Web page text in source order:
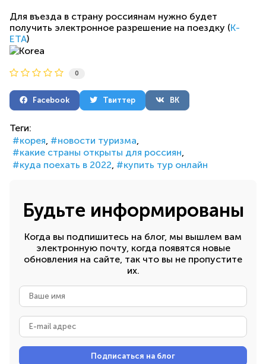
Для въезда в страну россиянам нужно будет
получить электронное разрешение на поездку (K-
ETA)
0
Facebook Твиттер ВК
Теги:
корея
новости туризма
какие страны открыты для россиян
куда поехать в 2022
купить тур онлайн
Будьте информированы
Когда вы подпишитесь на блог, мы вышлем вам
электронную почту, когда появятся новые
обновления на сайте, так что вы не пропустите
их.
Подписаться на блог